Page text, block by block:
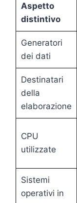
Aspetto
distintivo
Generatori
dei dati
Destinatari
della
elaborazione
CPU
utilizzate
Sistemi
operativi in